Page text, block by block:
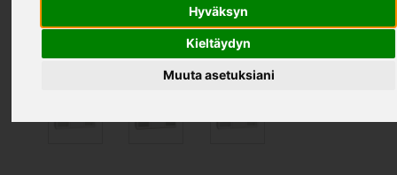
Hyväksyn
Kieltäydyn
Muuta asetuksiani